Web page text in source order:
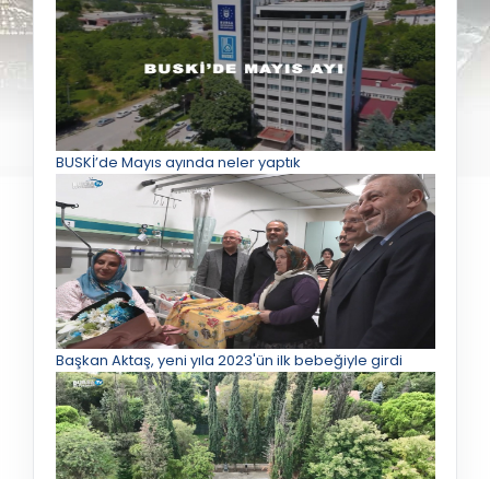
BUSKİ’de Mayıs ayında neler yaptık
Başkan Aktaş, yeni yıla 2023'ün ilk bebeğiyle girdi